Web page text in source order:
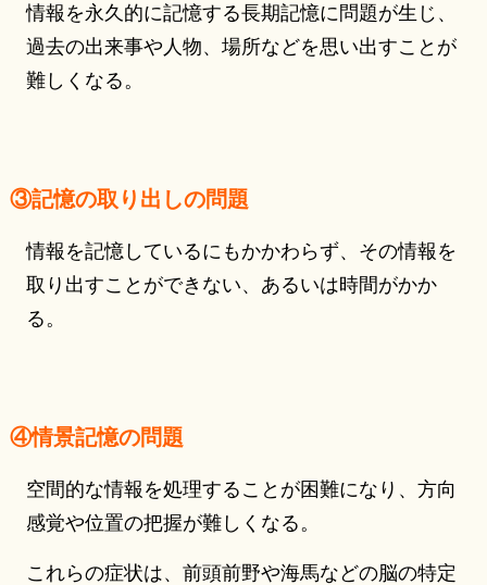
情報を永久的に記憶する長期記憶に問題が生じ、
過去の出来事や人物、場所などを思い出すことが
難しくなる。
③記憶の取り出しの問題
情報を記憶しているにもかかわらず、その情報を
取り出すことができない、あるいは時間がかか
る。
④情景記憶の問題
空間的な情報を処理することが困難になり、方向
感覚や位置の把握が難しくなる。
これらの症状は、前頭前野や海馬などの脳の特定